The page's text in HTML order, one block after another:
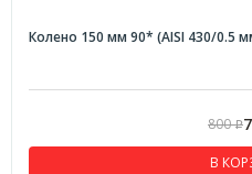
Колено 150 мм 90* (AISI 430/0.5
800Р
В